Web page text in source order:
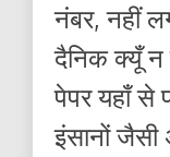
नंबर, नहीं
दैनिक क्यूँ
पेपर यहाँ
इंसानों